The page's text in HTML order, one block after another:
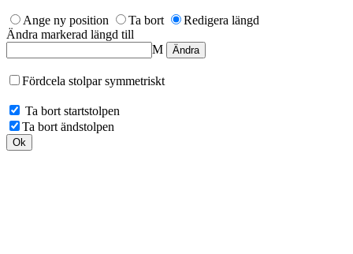
Ange ny position Ta bort
Redigera längd
Ändra markerad längd till
M
Fördcela stolpar symmetriskt
Ta bort startstolpen
Ta bort ändstolpen